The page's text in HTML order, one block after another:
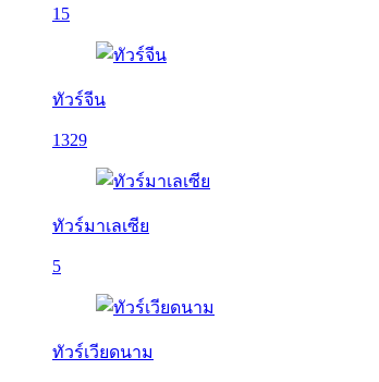
15
ทัวร์จีน
1329
ทัวร์มาเลเซีย
5
ทัวร์เวียดนาม